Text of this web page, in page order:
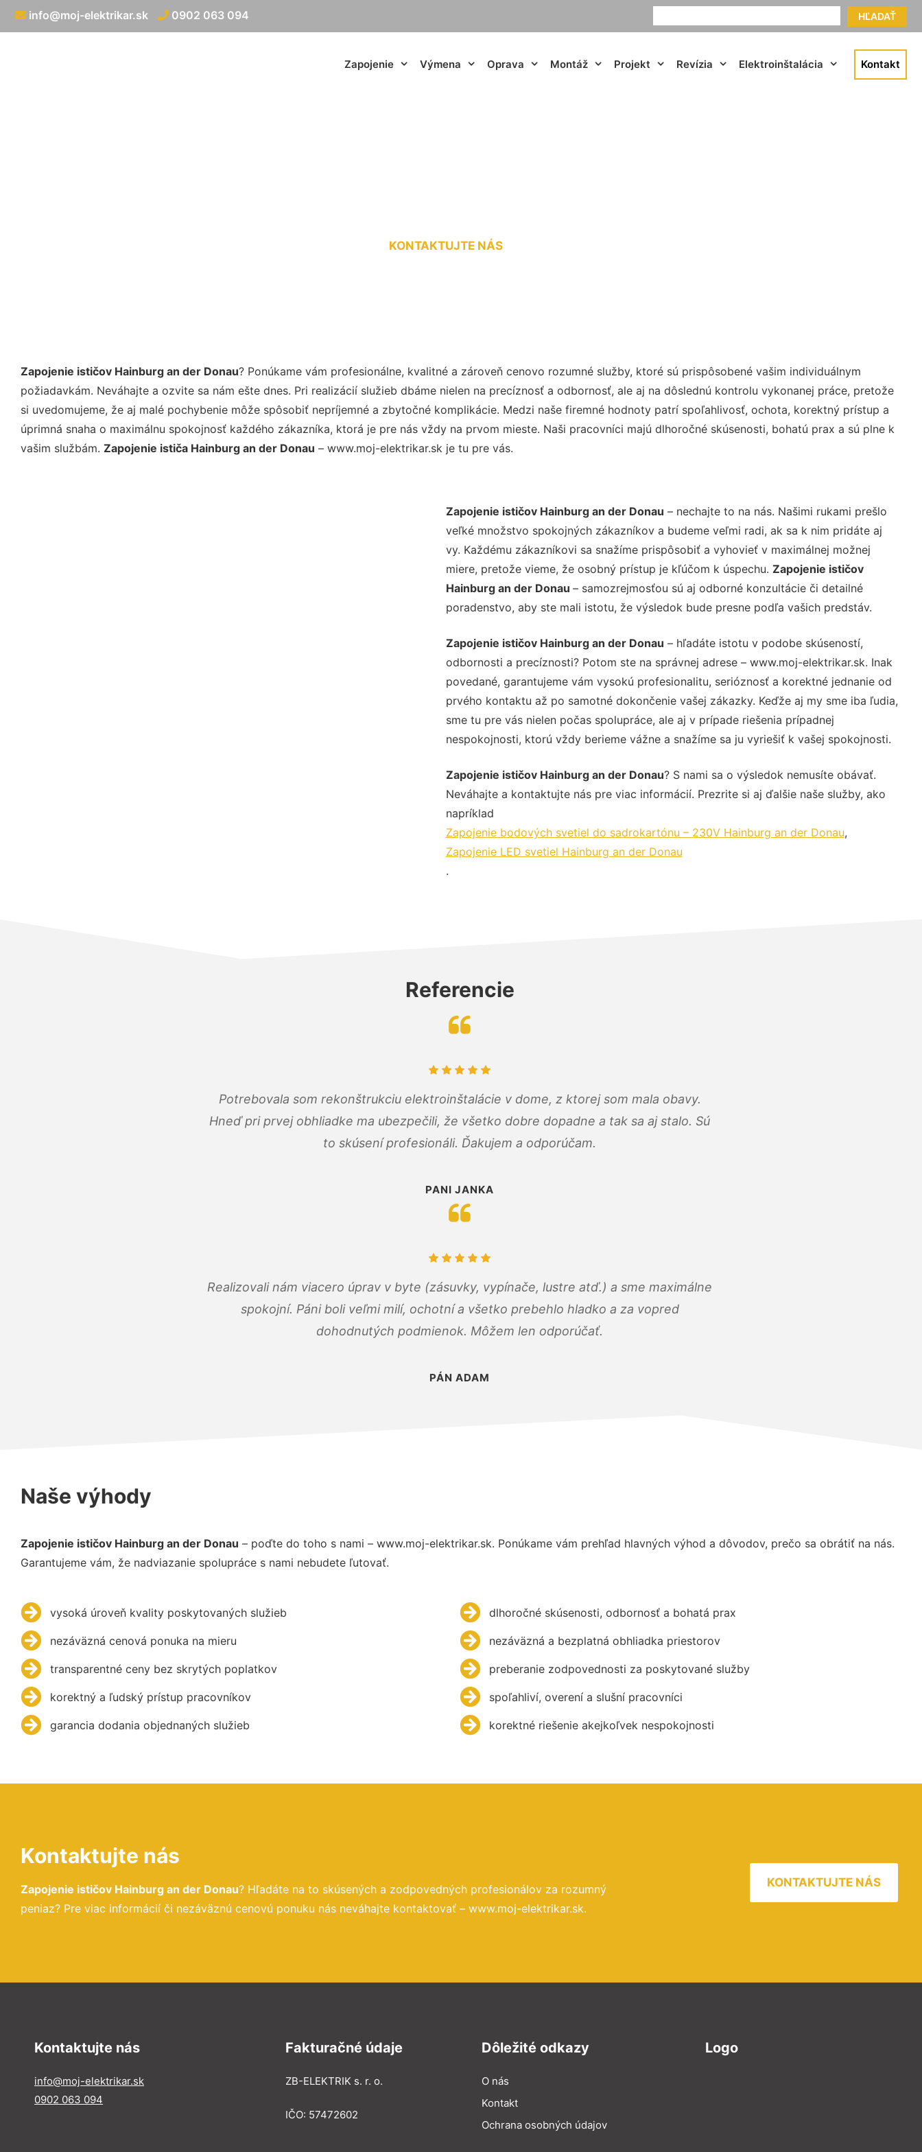
HĽADAŤ
info@moj-elektrikar.sk 0902 063 094
Zapojenie Výmena Oprava Montáž Projekt Revízia Elektroinštalácia Kontakt
KONTAKTUJTE NÁS
Zapojenie ističov Hainburg an der Donau? Ponúkame vám profesionálne, kvalitné a zároveň cenovo rozumné služby, ktoré sú prispôsobené vašim individuálnym
požiadavkám. Neváhajte a ozvite sa nám ešte dnes. Pri realizácií služieb dbáme nielen na precíznosť a odbornosť, ale aj na dôslednú kontrolu vykonanej práce, pretože
si uvedomujeme, že aj malé pochybenie môže spôsobiť nepríjemné a zbytočné komplikácie. Medzi naše firemné hodnoty patrí spoľahlivosť, ochota, korektný prístup a
úprimná snaha o maximálnu spokojnosť každého zákazníka, ktorá je pre nás vždy na prvom mieste. Naši pracovníci majú dlhoročné skúsenosti, bohatú prax a sú plne k
vašim službám. Zapojenie ističa Hainburg an der Donau – www.moj-elektrikar.sk je tu pre vás.
Zapojenie ističov Hainburg an der Donau – nechajte to na nás. Našimi rukami prešlo
veľké množstvo spokojných zákazníkov a budeme veľmi radi, ak sa k nim pridáte aj
vy. Každému zákazníkovi sa snažíme prispôsobiť a vyhovieť v maximálnej možnej
miere, pretože vieme, že osobný prístup je kľúčom k úspechu. Zapojenie ističov
Hainburg an der Donau – samozrejmosťou sú aj odborné konzultácie či detailné
poradenstvo, aby ste mali istotu, že výsledok bude presne podľa vašich predstáv.
Zapojenie ističov Hainburg an der Donau – hľadáte istotu v podobe skúseností,
odbornosti a precíznosti? Potom ste na správnej adrese – www.moj-elektrikar.sk. Inak
povedané, garantujeme vám vysokú profesionalitu, serióznosť a korektné jednanie od
prvého kontaktu až po samotné dokončenie vašej zákazky. Keďže aj my sme iba ľudia,
sme tu pre vás nielen počas spolupráce, ale aj v prípade riešenia prípadnej
nespokojnosti, ktorú vždy berieme vážne a snažíme sa ju vyriešiť k vašej spokojnosti.
Zapojenie ističov Hainburg an der Donau? S nami sa o výsledok nemusíte obávať.
Neváhajte a kontaktujte nás pre viac informácií. Prezrite si aj ďalšie naše služby, ako
napríklad
Zapojenie bodových svetiel do sadrokartónu – 230V Hainburg an der Donau,
Zapojenie LED svetiel Hainburg an der Donau
.
Referencie
Potrebovala som rekonštrukciu elektroinštalácie v dome, z ktorej som mala obavy.
Hneď pri prvej obhliadke ma ubezpečili, že všetko dobre dopadne a tak sa aj stalo. Sú
to skúsení profesionáli. Ďakujem a odporúčam.
PANI JANKA
Realizovali nám viacero úprav v byte (zásuvky, vypínače, lustre atď.) a sme maximálne
spokojní. Páni boli veľmi milí, ochotní a všetko prebehlo hladko a za vopred
dohodnutých podmienok. Môžem len odporúčať.
PÁN ADAM
Naše výhody
Zapojenie ističov Hainburg an der Donau – poďte do toho s nami – www.moj-elektrikar.sk. Ponúkame vám prehľad hlavných výhod a dôvodov, prečo sa obrátiť na nás.
Garantujeme vám, že nadviazanie spolupráce s nami nebudete ľutovať.
vysoká úroveň kvality poskytovaných služieb
nezáväzná cenová ponuka na mieru
transparentné ceny bez skrytých poplatkov
korektný a ľudský prístup pracovníkov
garancia dodania objednaných služieb
dlhoročné skúsenosti, odbornosť a bohatá prax
nezáväzná a bezplatná obhliadka priestorov
preberanie zodpovednosti za poskytované služby
spoľahliví, overení a slušní pracovníci
korektné riešenie akejkoľvek nespokojnosti
Kontaktujte nás
Zapojenie ističov Hainburg an der Donau? Hľadáte na to skúsených a zodpovedných profesionálov za rozumný
peniaz? Pre viac informácií či nezáväznú cenovú ponuku nás neváhajte kontaktovať – www.moj-elektrikar.sk.
KONTAKTUJTE NÁS
Kontaktujte nás
info@moj-elektrikar.sk
0902 063 094
Fakturačné údaje
ZB-ELEKTRIK s. r. o.
IČO: 57472602
Dôležité odkazy
O nás
Kontakt
Ochrana osobných údajov
Logo